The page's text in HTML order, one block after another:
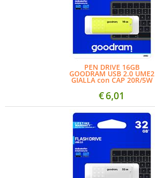
PEN DRIVE 16GB
GOODRAM USB 2.0 UME2
GIALLA con CAP 20R/5W
€6,01